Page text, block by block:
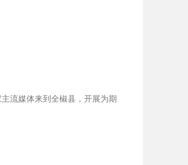
流媒体来到全椒县，开展为期